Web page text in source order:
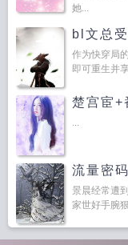
她...
bl文总
作为快穿局
即可重生并
楚宫宦+
...
流量密
景晨经常遭
家世好手腕